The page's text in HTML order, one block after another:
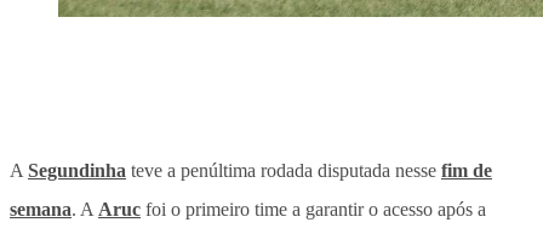
A Segundinha teve a penúltima rodada disputada nesse fim de
semana. A Aruc foi o primeiro time a garantir o acesso após a